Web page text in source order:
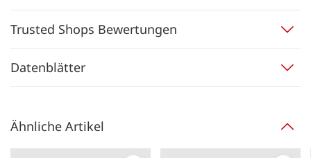
Trusted Shops Bewertungen
Datenblätter
Ähnliche Artikel